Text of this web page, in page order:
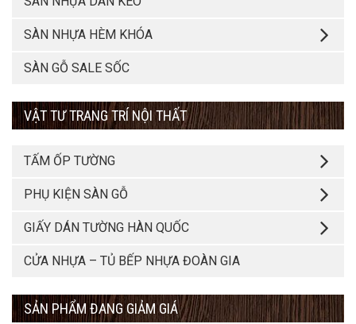
SÀN NHỰA HÈM KHÓA
SÀN GỖ SALE SỐC
VẬT TƯ TRANG TRÍ NỘI THẤT
TẤM ỐP TƯỜNG
PHỤ KIỆN SÀN GỖ
GIẤY DÁN TƯỜNG HÀN QUỐC
CỬA NHỰA – TỦ BẾP NHỰA ĐOÀN GIA
SẢN PHẨM ĐANG GIẢM GIÁ